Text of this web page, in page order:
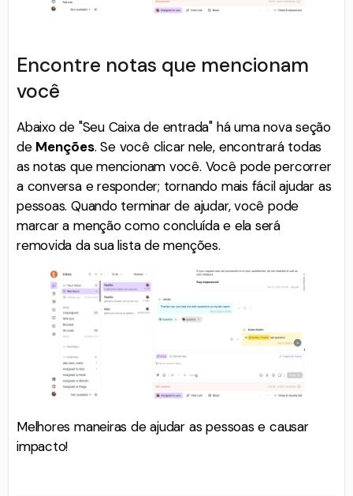
Encontre notas que mencionam
você
Abaixo de "Seu Caixa de entrada" há uma nova seção
de Menções. Se você clicar nele, encontrará todas
as notas que mencionam você. Você pode percorrer
a conversa e responder; tornando mais fácil ajudar as
pessoas. Quando terminar de ajudar, você pode
marcar a menção como concluída e ela será
removida da sua lista de menções.
Melhores maneiras de ajudar as pessoas e causar
impacto!